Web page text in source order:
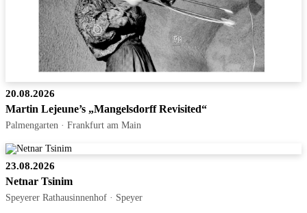
20.08.2026
Martin Lejeune’s „Mangelsdorff Revisited“
Palmengarten · Frankfurt am Main
23.08.2026
Netnar Tsinim
Speyerer Rathausinnenhof · Speyer